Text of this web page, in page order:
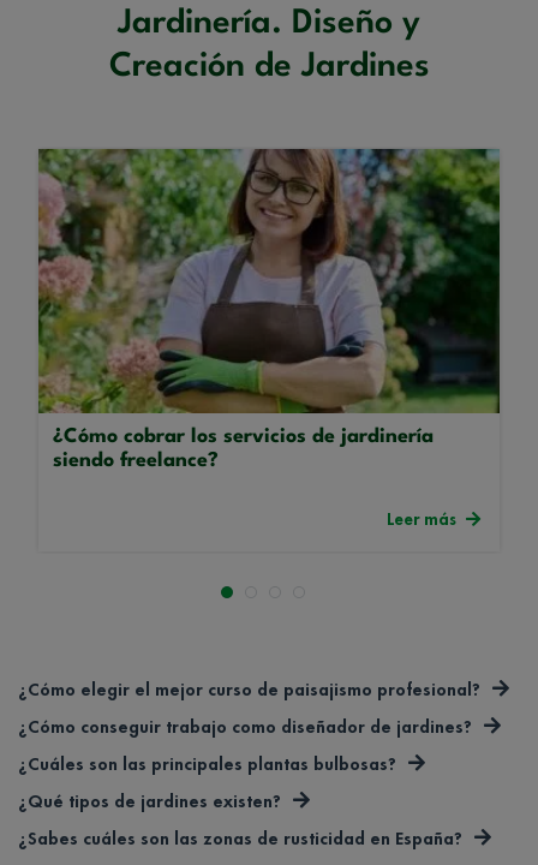
Jardinería. Diseño y
Creación de Jardines
¿Cómo cobrar los servicios de jardinería
siendo freelance?
Leer más
¿Cómo elegir el mejor curso de paisajismo profesional?
¿Cómo conseguir trabajo como diseñador de jardines?
¿Cuáles son las principales plantas bulbosas?
¿Qué tipos de jardines existen?
¿Sabes cuáles son las zonas de rusticidad en España?